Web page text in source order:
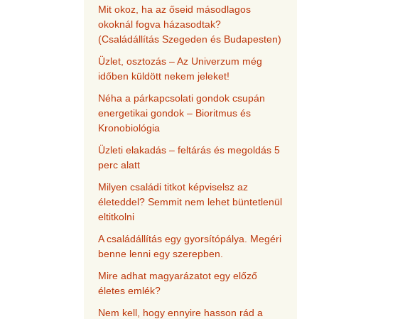
Mit okoz, ha az őseid másodlagos
okoknál fogva házasodtak?
(Családállítás Szegeden és Budapesten)
Üzlet, osztozás – Az Univerzum még
időben küldött nekem jeleket!
Néha a párkapcsolati gondok csupán
energetikai gondok – Bioritmus és
Kronobiológia
Üzleti elakadás – feltárás és megoldás 5
perc alatt
Milyen családi titkot képviselsz az
életeddel? Semmit nem lehet büntetlenül
eltitkolni
A családállítás egy gyorsítópálya. Megéri
benne lenni egy szerepben.
Mire adhat magyarázatot egy előző
életes emlék?
Nem kell, hogy ennyire hasson rád a